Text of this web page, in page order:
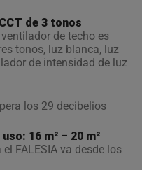
de 3 tonos
de techo es
tonos, luz blanca, luz
de intensidad de luz
los 29 decibelios
16 m² – 20 m²
FALESIA va desde los